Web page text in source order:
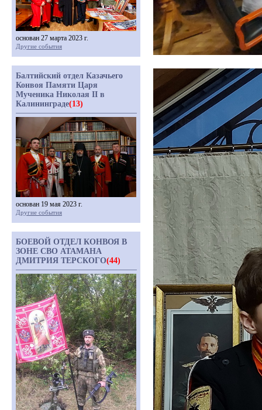
основан 27 марта 2023 г.
Другие события
Балтийский отдел Казачьего
Конвоя Памяти Царя
Мученика Николая II в
Калининграде(13)
основан 19 мая 2023 г.
Другие события
БОЕВОЙ ОТДЕЛ КОНВОЯ В
ЗОНЕ СВО АТАМАНА
ДМИТРИЯ ТЕРСКОГО(44)